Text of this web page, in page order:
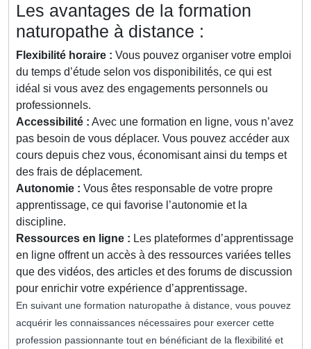
Les avantages de la formation
naturopathe à distance :
Flexibilité horaire : Vous pouvez organiser votre emploi
du temps d’étude selon vos disponibilités, ce qui est
idéal si vous avez des engagements personnels ou
professionnels.
Accessibilité : Avec une formation en ligne, vous n’avez
pas besoin de vous déplacer. Vous pouvez accéder aux
cours depuis chez vous, économisant ainsi du temps et
des frais de déplacement.
Autonomie : Vous êtes responsable de votre propre
apprentissage, ce qui favorise l’autonomie et la
discipline.
Ressources en ligne : Les plateformes d’apprentissage
en ligne offrent un accès à des ressources variées telles
que des vidéos, des articles et des forums de discussion
pour enrichir votre expérience d’apprentissage.
En suivant une formation naturopathe à distance, vous pouvez
acquérir les connaissances nécessaires pour exercer cette
profession passionnante tout en bénéficiant de la flexibilité et